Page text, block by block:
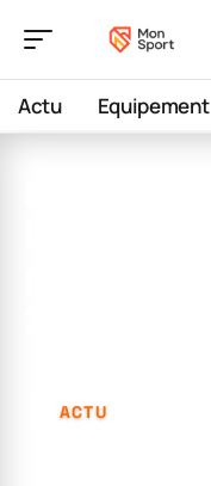
Actu Equipement
ACTU